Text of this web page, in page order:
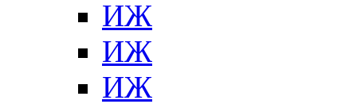
ИЖ
ИЖ
ИЖ